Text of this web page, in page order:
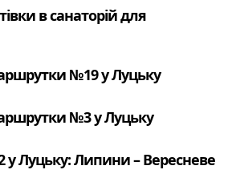
в санаторій для
№19 у Луцьку
№3 у Луцьку
Луцьку: Липини – Вересневе